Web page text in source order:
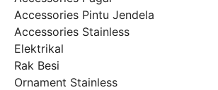
Accessories Pintu Jendela
Accessories Stainless
Elektrikal
Rak Besi
Ornament Stainless